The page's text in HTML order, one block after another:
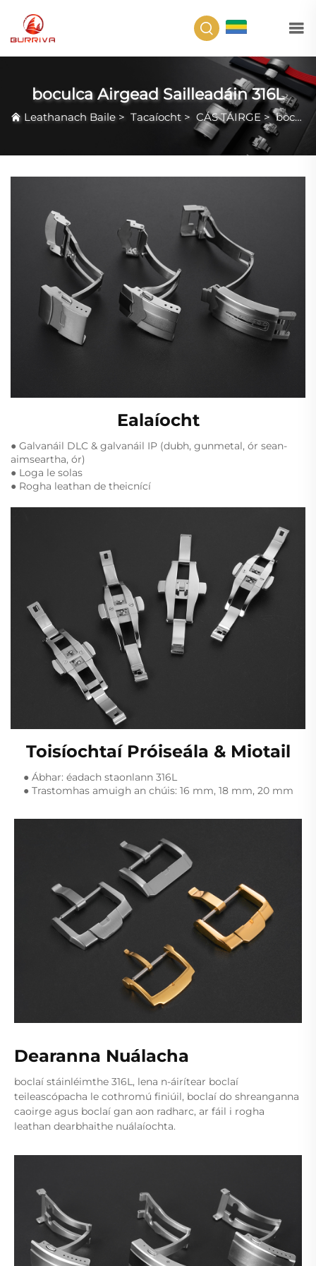
boculca Airgead Sailleadáin 316L
Leathanach Baile > Tacaíocht > CÁS TÁIRGE >boculca Airgead Sailleadáin 316L
Ealaíocht
● Galvanáil DLC & galvanáil IP (dubh, gunmetal, ór sean-
aimseartha, ór)
● Loga le solas
● Rogha leathan de theicnící
Toisíochtaí Próiseála & Miotail
● Ábhar: éadach staonlann 316L
● Trastomhas amuigh an chúis: 16 mm, 18 mm, 20 mm
Dearanna Nuálacha
boclaí stáinléimthe 316L, lena n-áirítear boclaí
teileascópacha le cothromú finiúil, boclaí do shreanganna
caoirge agus boclaí gan aon radharc, ar fáil i rogha
leathan dearbhaithe nuálaíochta.